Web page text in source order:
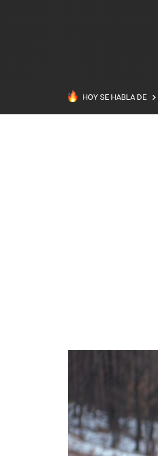
HOY SE HABLA DE